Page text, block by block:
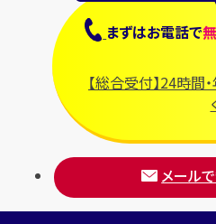
まずはお電話で
【総合受付】24時
メール